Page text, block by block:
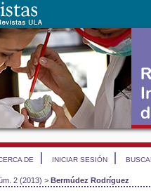
DE INICIAR SESIÓN
2 (2013) > Bermúdez Rodríguez